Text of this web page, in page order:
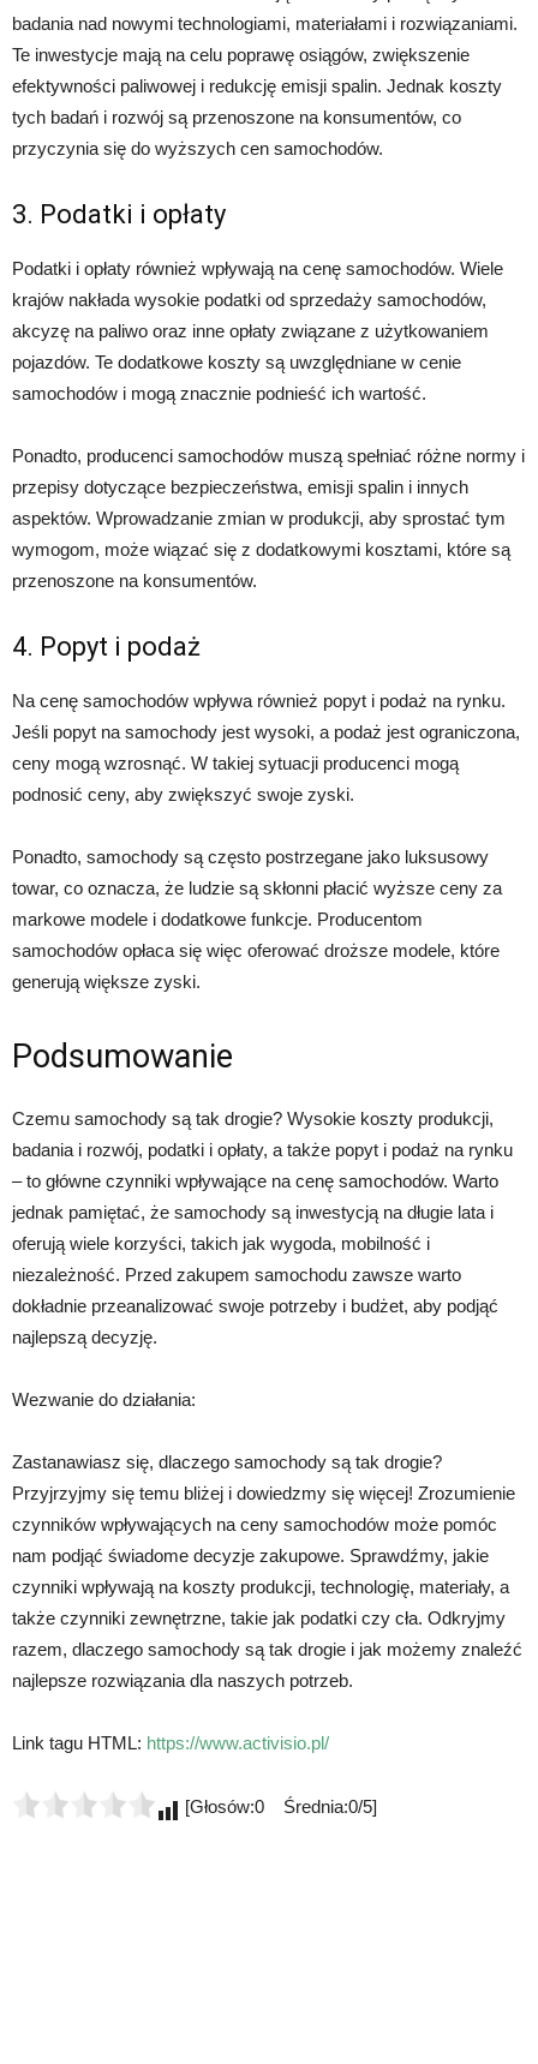
badania nad nowymi technologiami, materiałami i rozwiązaniami.
Te inwestycje mają na celu poprawę osiągów, zwiększenie
efektywności paliwowej i redukcję emisji spalin. Jednak koszty
tych badań i rozwój są przenoszone na konsumentów, co
przyczynia się do wyższych cen samochodów.
3. Podatki i opłaty
Podatki i opłaty również wpływają na cenę samochodów. Wiele
krajów nakłada wysokie podatki od sprzedaży samochodów,
akcyzę na paliwo oraz inne opłaty związane z użytkowaniem
pojazdów. Te dodatkowe koszty są uwzględniane w cenie
samochodów i mogą znacznie podnieść ich wartość.
Ponadto, producenci samochodów muszą spełniać różne normy i
przepisy dotyczące bezpieczeństwa, emisji spalin i innych
aspektów. Wprowadzanie zmian w produkcji, aby sprostać tym
wymogom, może wiązać się z dodatkowymi kosztami, które są
przenoszone na konsumentów.
4. Popyt i podaż
Na cenę samochodów wpływa również popyt i podaż na rynku.
Jeśli popyt na samochody jest wysoki, a podaż jest ograniczona,
ceny mogą wzrosnąć. W takiej sytuacji producenci mogą
podnosić ceny, aby zwiększyć swoje zyski.
Ponadto, samochody są często postrzegane jako luksusowy
towar, co oznacza, że ludzie są skłonni płacić wyższe ceny za
markowe modele i dodatkowe funkcje. Producentom
samochodów opłaca się więc oferować droższe modele, które
generują większe zyski.
Podsumowanie
Czemu samochody są tak drogie? Wysokie koszty produkcji,
badania i rozwój, podatki i opłaty, a także popyt i podaż na rynku
– to główne czynniki wpływające na cenę samochodów. Warto
jednak pamiętać, że samochody są inwestycją na długie lata i
oferują wiele korzyści, takich jak wygoda, mobilność i
niezależność. Przed zakupem samochodu zawsze warto
dokładnie przeanalizować swoje potrzeby i budżet, aby podjąć
najlepszą decyzję.
Wezwanie do działania:
Zastanawiasz się, dlaczego samochody są tak drogie?
Przyjrzyjmy się temu bliżej i dowiedzmy się więcej! Zrozumienie
czynników wpływających na ceny samochodów może pomóc
nam podjąć świadome decyzje zakupowe. Sprawdźmy, jakie
czynniki wpływają na koszty produkcji, technologię, materiały, a
także czynniki zewnętrzne, takie jak podatki czy cła. Odkryjmy
razem, dlaczego samochody są tak drogie i jak możemy znaleźć
najlepsze rozwiązania dla naszych potrzeb.
Link tagu HTML: https://www.activisio.pl/
[Głosów:0 Średnia:0/5]